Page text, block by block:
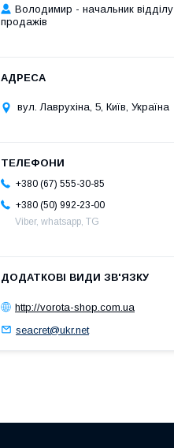
Володимир - начальник відділу
продажів
вул. Лаврухіна, 5, Київ, Україна
+380 (67) 555-30-85
+380 (50) 992-23-00
Viber, whatsapp, TG
http://vorota-shop.com.ua
seacret@ukr.net